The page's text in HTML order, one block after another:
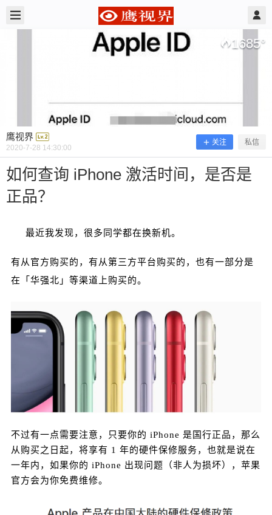
1685°
鹰视界
2020-7-28 14:30:00
关注 私信
如何查询 iPhone 激活时间，是否是
正品？
最近我发现，很多同学都在换新机。
有从官方购买的，有从第三方平台购买的，也有一部分是
在「华强北」等渠道上购买的。
不过有一点需要注意，只要你的 iPhone 是国行正品，那么
从购买之日起，将享有 1 年的硬件保修服务，也就是说在
一年内，如果你的 iPhone 出现问题（非人为损坏），苹果
官方会为你免费维修。
鹰视界 @ 鹰视界 2020/7/28
如何查询 iPhone 激活时间，是否是正
最近我发现，很多同学都在换新机。 有从官方购买
的，有从第三方平台购买的，也有一部分是在「华
要你的 iPhone 是国行正品，那么从购买之日起，将
享有 1 年的硬件保修服务，也就是说在一年内，如
果你的 iPhone 出现问题（非人为损坏），苹果官方
会为你免费维修。 但如果是意外损坏，例如屏幕摔
坏、设备进水等，则需要自费进行维修。 当然，我
知道很多人买完手机以后，没过多久就把保修日期
忘了… 哎妹：没错，说的就是我~ 一般我们要自己
查询的话，还要去官网，虽然方法没毛病，但有点
费时费力。 其实现在无需登录苹果官网，可以直接
在 iPhone 上通过“Apple 支持”进行查询。 如果还没
有下载“Apple 支持”的同学，可以前往 App Store 免
费下载和获取。 查看 iPhone 的保修日期： 打开 A
情”，可以查看具体的保修日期。 查看其他苹果设备